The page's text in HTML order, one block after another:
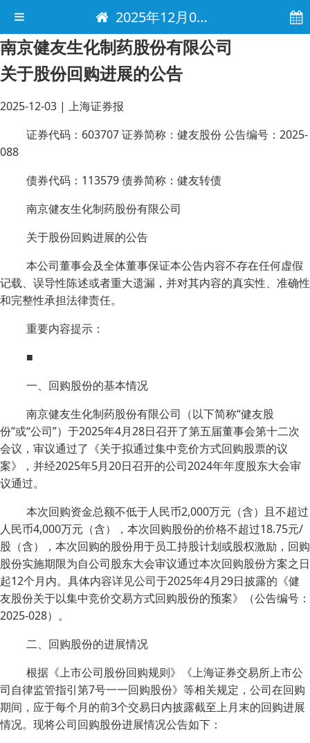
2025年12月03日 电子报
南京健友生化制药股份有限公司
关于股份回购进展的公告
2025-12-03 | 上海证券报
证券代码：603707 证券简称：健友股份 公告编号：2025-
088
债券代码：113579 债券简称：健友转债
南京健友生化制药股份有限公司
关于股份回购进展的公告
本公司董事会及全体董事保证本公告内容不存在任何虚假
记载、误导性陈述或者重大遗漏，并对其内容的真实性、准确性
和完整性承担法律责任。
重要内容提示：
■
一、回购股份的基本情况
南京健友生化制药股份有限公司（以下简称“健友股
份”或“公司”）于2025年4月28日召开了第五届董事会第十二次
会议，审议通过了《关于拟通过集中竞价方式回购股票的议
案》，并经2025年5月20日召开的公司2024年年度股东大会审
议通过。
本次回购资金总额不低于人民币2,000万元（含）且不超过
人民币4,000万元（含），本次回购股份的价格不超过18.75元/
股（含），本次回购的股份用于员工持股计划或股权激励，回购
股份实施期限为自公司股东大会审议通过本次回购股份方案之日
起12个月内。具体内容详见公司于2025年4月29日披露的《健
友股份关于以集中竞价交易方式回购股份的预案》（公告编号：
2025-028）。
二、回购股份的进展情况
根据《上市公司股份回购规则》《上海证券交易所上市公
司自律监管指引第7号一一回购股份》等相关规定，公司在回购
期间，应于每个月的前3个交易日内披露截至上月末的回购进展
情况。现将公司回购股份进展情况公告如下：